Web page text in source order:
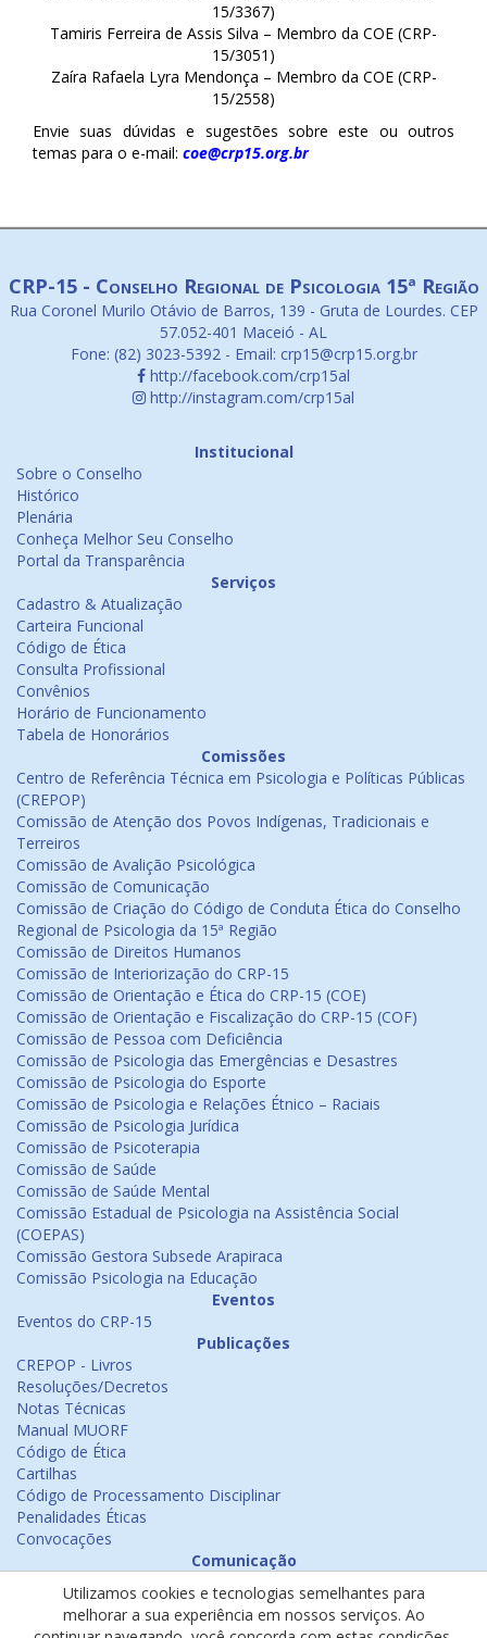
15/3367)
Tamiris Ferreira de Assis Silva – Membro da COE (CRP-
15/3051)
Zaíra Rafaela Lyra Mendonça – Membro da COE (CRP-
15/2558)
Envie suas dúvidas e sugestões sobre este ou outros
temas para o e-mail: coe@crp15.org.br
CRP-15 - Conselho Regional de Psicologia 15ª Região
Rua Coronel Murilo Otávio de Barros, 139 - Gruta de Lourdes. CEP
57.052-401 Maceió - AL
Fone: (82) 3023-5392 - Email: crp15@crp15.org.br
http://facebook.com/crp15al
http://instagram.com/crp15al
Institucional
Sobre o Conselho
Histórico
Plenária
Conheça Melhor Seu Conselho
Portal da Transparência
Serviços
Cadastro & Atualização
Carteira Funcional
Código de Ética
Consulta Profissional
Convênios
Horário de Funcionamento
Tabela de Honorários
Comissões
Centro de Referência Técnica em Psicologia e Políticas Públicas
(CREPOP)
Comissão de Atenção dos Povos Indígenas, Tradicionais e
Terreiros
Comissão de Avalição Psicológica
Comissão de Comunicação
Comissão de Criação do Código de Conduta Ética do Conselho
Regional de Psicologia da 15ª Região
Comissão de Direitos Humanos
Comissão de Interiorização do CRP-15
Comissão de Orientação e Ética do CRP-15 (COE)
Comissão de Orientação e Fiscalização do CRP-15 (COF)
Comissão de Pessoa com Deficiência
Comissão de Psicologia das Emergências e Desastres
Comissão de Psicologia do Esporte
Comissão de Psicologia e Relações Étnico – Raciais
Comissão de Psicologia Jurídica
Comissão de Psicoterapia
Comissão de Saúde
Comissão de Saúde Mental
Comissão Estadual de Psicologia na Assistência Social
(COEPAS)
Comissão Gestora Subsede Arapiraca
Comissão Psicologia na Educação
Eventos
Eventos do CRP-15
Publicações
CREPOP - Livros
Resoluções/Decretos
Notas Técnicas
Manual MUORF
Código de Ética
Cartilhas
Código de Processamento Disciplinar
Penalidades Éticas
Convocações
Comunicação
Emissão de Certificados
Psicologia na Mídia
Utilizamos cookies e tecnologias semelhantes para
melhorar a sua experiência em nossos serviços. Ao